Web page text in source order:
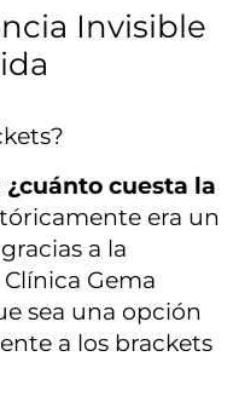
Invisible
¿cuánto cuesta la
era un
a la
Gema
sea una opción
a los brackets